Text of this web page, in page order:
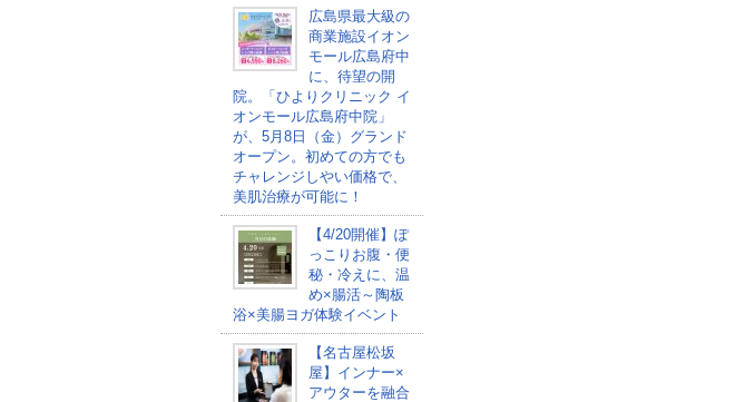
広島県最大級の
商業施設イオン
モール広島府中
に、待望の開
院。「ひよりクリニック イ
オンモール広島府中院」
が、5月8日（金）グランド
オープン。初めての方でも
チャレンジしやい価格で、
美肌治療が可能に！
【4/20開催】ぽ
っこりお腹・便
秘・冷えに、温
め×腸活～陶板
浴×美腸ヨガ体験イベント
【名古屋松坂
屋】インナー×
アウターを融合